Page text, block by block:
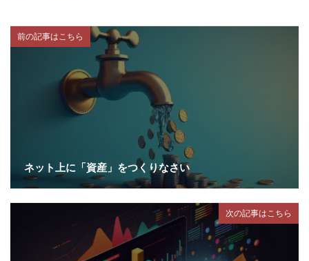
前の記事はこちら
ネット上に「資産」をつくりなさい
次の記事はこちら